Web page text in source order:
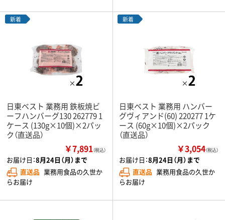
新着
日東ベスト 業務用 鉄板焼ビ
ーフハンバーグ130 262779 1
ケース (130g×10個)×2パッ
ク（直送品）
￥7,891（税込）
お届け日：8月24日（月）まで
直送品 業務用食品の久世か
らお届け
新着
日東ベスト 業務用 ハンバー
グヴィアンド(60) 220277 1ケ
ース (60g×10個)×2パック
（直送品）
￥3,054（税込）
お届け日：8月24日（月）まで
直送品 業務用食品の久世か
らお届け